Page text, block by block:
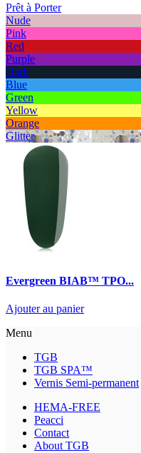
Prêt à Porter
Nude
Pink
Red
Purple
Dark
Blue
Green
Yellow
Orange
Glitter
Evergreen BIAB™ TPO...
Ajouter au panier
Menu
TGB
TGB SPA™
Vernis Semi-permanent
HEMA-FREE
Peacci
Contact
About TGB